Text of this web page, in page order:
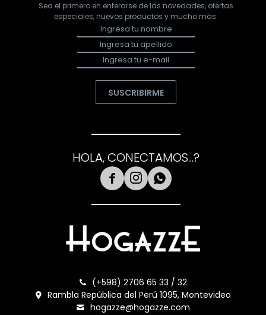
Sea el primero en enterarse de las novedades, ofertas
especiales, nuevos productos y mucho más.
SUSCRIBIRME
HOLA, CONECTAMOS...?
  
(+598) 2706 65 33 / 32
Rambla República del Perú 1095, Montevideo
hogazze@hogazze.com